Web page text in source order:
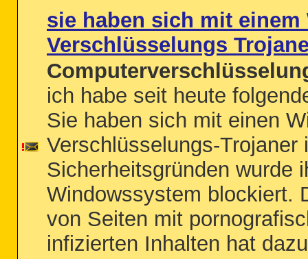
sie haben sich mit einem
Verschlüsselungs
ich habe seit heute
Sie haben sich mit einen
Verschlüsselungs-Trojaner
Sicherheitsgründen wurde
Windowssystem blockiert.
von Seiten mit
infizierten Inhalten hat